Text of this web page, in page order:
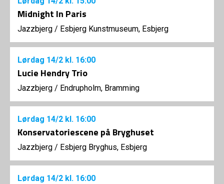
Midnight In Paris
Jazzbjerg / Esbjerg Kunstmuseum, Esbjerg
Lørdag 14/2 kl. 16:00
Lucie Hendry Trio
Jazzbjerg / Endrupholm, Bramming
Lørdag 14/2 kl. 16:00
Konservatoriescene på Bryghuset
Jazzbjerg / Esbjerg Bryghus, Esbjerg
Lørdag 14/2 kl. 16:00